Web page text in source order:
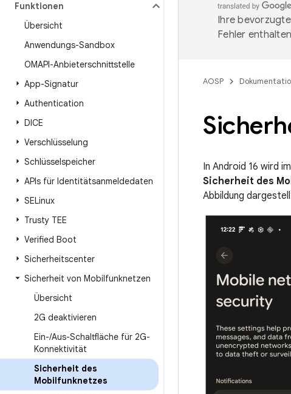
Funktionen
Übersicht
Anwendungs-Sandbox
OMAPI-Anbieterschnittstelle
App-Signatur
Authentication
DICE
Verschlüsselung
Schlüsselspeicher
APIs für Identitätsanmeldedaten
SELinux
Trusty TEE
Verified Boot
Sicherheitscenter
Sicherheit von Mobilfunknetzen
Übersicht
2G deaktivieren
Ein-/Aus-Schaltfläche für 2G-
Konnektivität
Sicherheit des
Mobilfunknetzes
Ihre
Fehler
AOSP
In Android 16 wird im
Sicherheit des
Abbildung